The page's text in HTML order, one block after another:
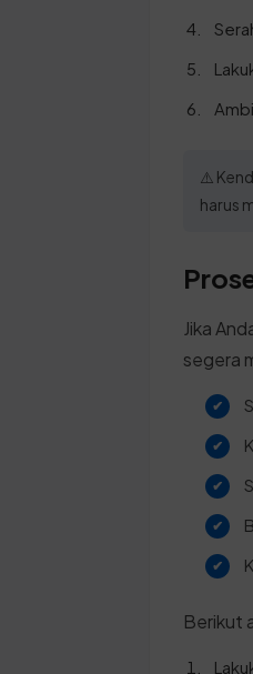
⚠️
harus
Jika
segera
Berikut